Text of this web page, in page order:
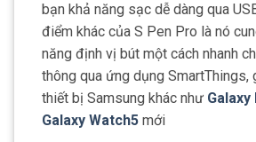
bạn khả năng sạc dễ dàng qua
điểm khác của S Pen Pro là nó
năng định vị bút một cách nhanh
thông qua ứng dụng SmartThings,
thiết bị Samsung khác như Galaxy
Galaxy Watch5 mới